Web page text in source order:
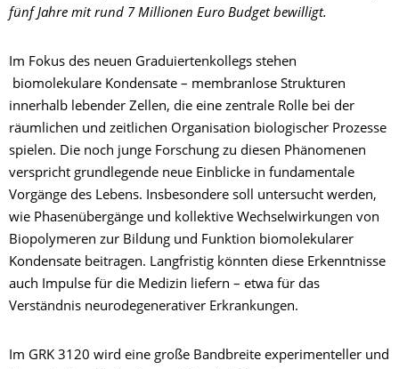
fünf Jahre mit rund 7 Millionen Euro Budget bewilligt.
Im Fokus des neuen Graduiertenkollegs stehen
biomolekulare Kondensate – membranlose Strukturen
innerhalb lebender Zellen, die eine zentrale Rolle bei der
räumlichen und zeitlichen Organisation biologischer Prozesse
spielen. Die noch junge Forschung zu diesen Phänomenen
verspricht grundlegende neue Einblicke in fundamentale
Vorgänge des Lebens. Insbesondere soll untersucht werden,
wie Phasenübergänge und kollektive Wechselwirkungen von
Biopolymeren zur Bildung und Funktion biomolekularer
Kondensate beitragen. Langfristig könnten diese Erkenntnisse
auch Impulse für die Medizin liefern – etwa für das
Verständnis neurodegenerativer Erkrankungen.
Im GRK 3120 wird eine große Bandbreite experimenteller und